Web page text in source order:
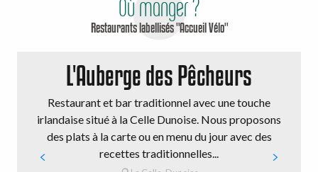
Où manger ?
Restaurants labellisés "Accueil Vélo"
L'Auberge des Pêcheurs
Restaurant et bar traditionnel avec une touche
irlandaise situé à la Celle Dunoise. Nous proposons
des plats à la carte ou en menu du jour avec des
recettes traditionnelles...